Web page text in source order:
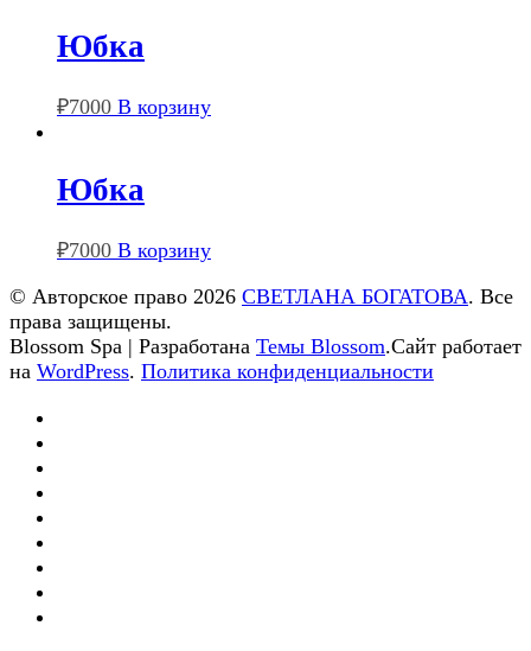
Юбка
₽7000 В корзину
Юбка
₽7000 В корзину
© Авторское право 2026 СВЕТЛАНА БОГАТОВА. Все
права защищены.
Blossom Spa | Разработана Темы Blossom.Сайт работает
на WordPress. Политика конфиденциальности